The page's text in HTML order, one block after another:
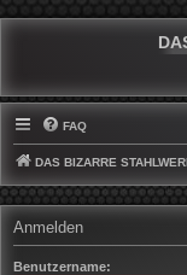
FAQ
DAS BIZARRE
Anmelden
Benutzername: